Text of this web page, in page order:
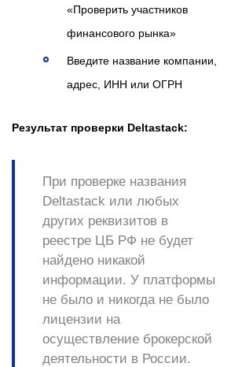
«Проверить участников
финансового рынка»
Введите название компании,
адрес, ИНН или ОГРН
Результат проверки Deltastack:
При проверке названия
Deltastack или любых
других реквизитов в
реестре ЦБ РФ не будет
найдено никакой
информации. У платформы
не было и никогда не было
лицензии на
осуществление брокерской
деятельности в России.